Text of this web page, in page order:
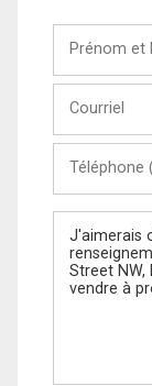
Nom
(Optionnel)
Message